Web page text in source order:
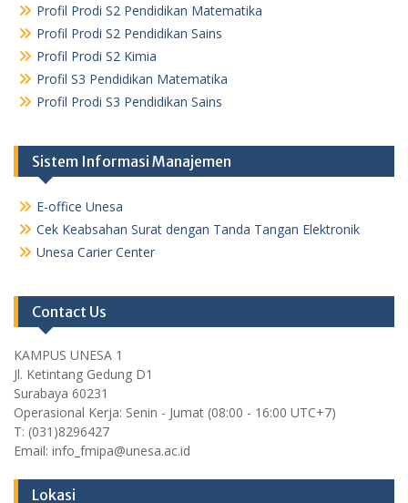
Profil Prodi S2 Pendidikan Matematika
Profil Prodi S2 Pendidikan Sains
Profil Prodi S2 Kimia
Profil S3 Pendidikan Matematika
Profil Prodi S3 Pendidikan Sains
Sistem Informasi Manajemen
E-office Unesa
Cek Keabsahan Surat dengan Tanda Tangan Elektronik
Unesa Carier Center
Contact Us
KAMPUS UNESA 1
Jl. Ketintang Gedung D1
Surabaya 60231
Operasional Kerja: Senin - Jumat (08:00 - 16:00 UTC+7)
T: (031)8296427
Email: info_fmipa@unesa.ac.id
Lokasi